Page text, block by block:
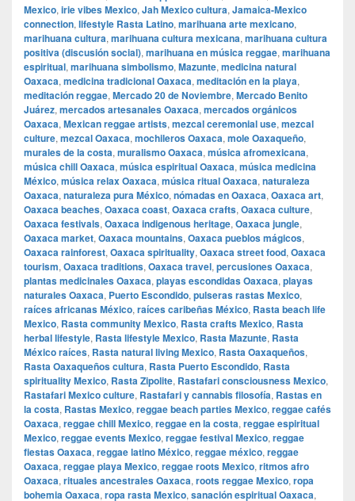
Mexico, irie vibes Mexico, Jah Mexico cultura, Jamaica-Mexico
connection, lifestyle Rasta Latino, marihuana arte mexicano,
marihuana cultura, marihuana cultura mexicana, marihuana cultura
positiva (discusión social), marihuana en música reggae, marihuana
espiritual, marihuana simbolismo, Mazunte, medicina natural
Oaxaca, medicina tradicional Oaxaca, meditación en la playa,
meditación reggae, Mercado 20 de Noviembre, Mercado Benito
Juárez, mercados artesanales Oaxaca, mercados orgánicos
Oaxaca, Mexican reggae artists, mezcal ceremonial use, mezcal
culture, mezcal Oaxaca, mochileros Oaxaca, mole Oaxaqueño,
murales de la costa, muralismo Oaxaca, música afromexicana,
música chill Oaxaca, música espiritual Oaxaca, música medicina
México, música relax Oaxaca, música ritual Oaxaca, naturaleza
Oaxaca, naturaleza pura México, nómadas en Oaxaca, Oaxaca art,
Oaxaca beaches, Oaxaca coast, Oaxaca crafts, Oaxaca culture,
Oaxaca festivals, Oaxaca indigenous heritage, Oaxaca jungle,
Oaxaca market, Oaxaca mountains, Oaxaca pueblos mágicos,
Oaxaca rainforest, Oaxaca spirituality, Oaxaca street food, Oaxaca
tourism, Oaxaca traditions, Oaxaca travel, percusiones Oaxaca,
plantas medicinales Oaxaca, playas escondidas Oaxaca, playas
naturales Oaxaca, Puerto Escondido, pulseras rastas Mexico,
raíces africanas México, raíces caribeñas México, Rasta beach life
Mexico, Rasta community Mexico, Rasta crafts Mexico, Rasta
herbal lifestyle, Rasta lifestyle Mexico, Rasta Mazunte, Rasta
México raíces, Rasta natural living Mexico, Rasta Oaxaqueños,
Rasta Oaxaqueños cultura, Rasta Puerto Escondido, Rasta
spirituality Mexico, Rasta Zipolite, Rastafari consciousness Mexico,
Rastafari Mexico culture, Rastafari y cannabis filosofía, Rastas en
la costa, Rastas Mexico, reggae beach parties Mexico, reggae cafés
Oaxaca, reggae chill Mexico, reggae en la costa, reggae espiritual
Mexico, reggae events Mexico, reggae festival Mexico, reggae
fiestas Oaxaca, reggae latino México, reggae méxico, reggae
Oaxaca, reggae playa Mexico, reggae roots Mexico, ritmos afro
Oaxaca, rituales ancestrales Oaxaca, roots reggae Mexico, ropa
bohemia Oaxaca, ropa rasta Mexico, sanación espiritual Oaxaca,